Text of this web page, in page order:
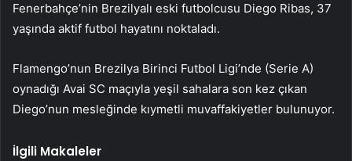
Fenerbahçe’nin Brezilyalı eski futbolcusu Diego Ribas, 37
yaşında aktif futbol hayatını noktaladı.
Flamengo’nun Brezilya Birinci Futbol Ligi’nde (Serie A)
oynadığı Avai SC maçıyla yeşil sahalara son kez çıkan
Diego’nun mesleğinde kıymetli muvaffakiyetler bulunuyor.
İlgili Makaleler